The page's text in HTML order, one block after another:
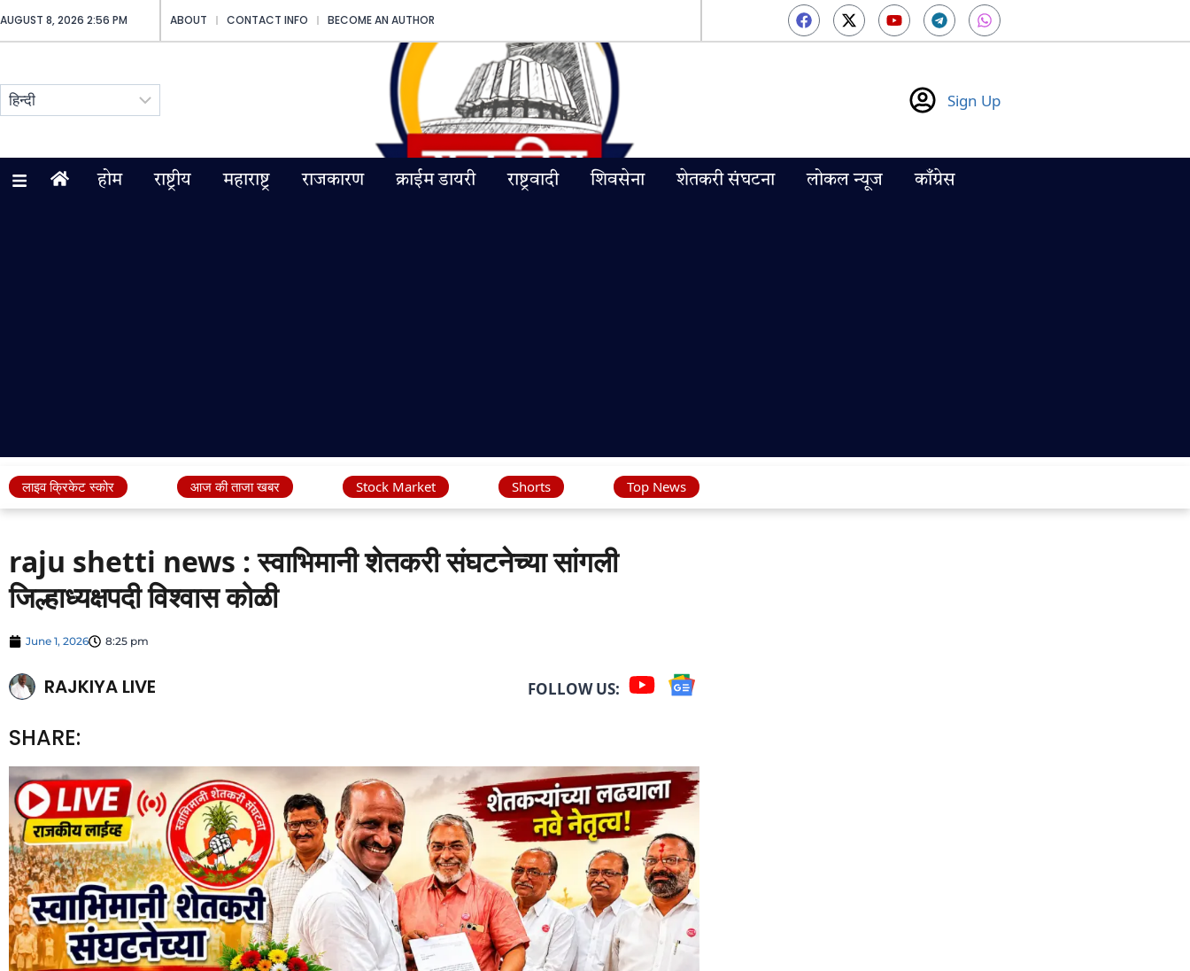
AUGUST 8, 2026 2:56 PM ABOUT CONTACT INFO BECOME AN AUTHOR
Sign Up
होम राष्ट्रीय महाराष्ट्र राजकारण क्राईम डायरी राष्ट्रवादी शिवसेना शेतकरी संघटना लोकल न्यूज काँग्रेस
लाइव क्रिकेट स्कोर आज की ताजा खबर Stock Market Shorts Top News
raju shetti news : स्वाभिमानी शेतकरी संघटनेच्या सांगली
जिल्हाध्यक्षपदी विश्वास कोळी
June 1, 2026 8:25 pm
RAJKIYA LIVE FOLLOW US:
SHARE: